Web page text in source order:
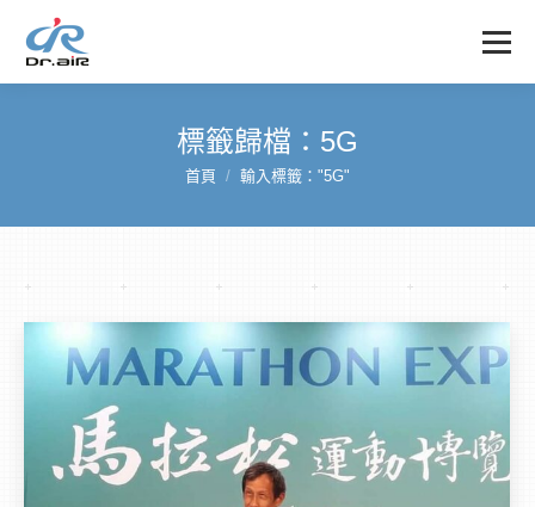
標籤歸檔： 5G
您在這裡：
首頁 輸入標籤："5G"